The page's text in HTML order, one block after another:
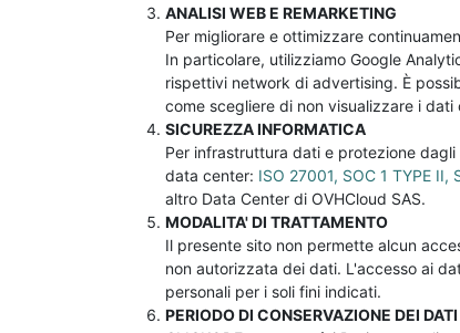
ANALISI WEB E REMARKETING
Per migliorare e ottimizzare
In particolare, utilizziamo Google
rispettivi network di advertising. È
come scegliere di non visualizzare i
SICUREZZA INFORMATICA
Per infrastruttura dati e protezione
data center: ISO 27001, SOC 1 TYPE II,
altro Data Center di OVHCloud SAS.
MODALITA' DI TRATTAMENTO
Il presente sito non permette alcun
non autorizzata dei dati. L'accesso ai
personali per i soli fini indicati.
PERIODO DI CONSERVAZIONE DEI DATI